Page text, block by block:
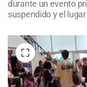
durante un evento
suspendido y el